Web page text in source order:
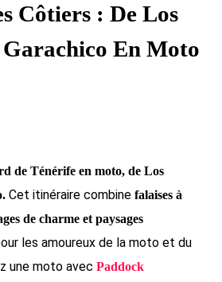
Côtiers : De Los
En Moto
de Ténérife en moto, de Los
Cet itinéraire combine falaises à
de charme et paysages
les amoureux de la moto et du
une moto avec Paddock